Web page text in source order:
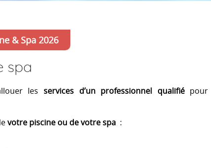
& Spa 2026
spa
les services d’un professionnel qualifiépour
votre piscine ou de votre spa :